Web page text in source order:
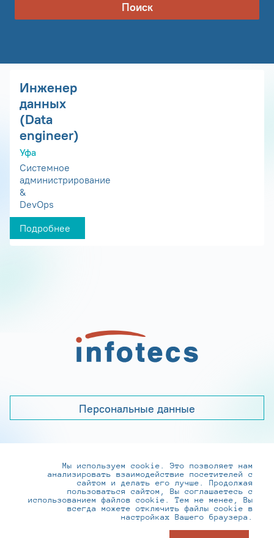
Поиск
Инженер
данных
(Data
engineer)
Уфа
Системное
администрирование
&
DevOps
Подробнее
Персональные данные
+7 (495) 737-6192, 8-800-250-0-260
practice@infotecs.ru,hr@infotecs.ru
127273, г. Москва, Отрадная ул., 2Б строение 1
Мы используем cookie. Это позволяет нам
анализировать взаимодействие посетителей с
сайтом и делать его лучше. Продолжая
пользоваться сайтом, Вы соглашаетесь с
использованием файлов cookie. Тем не менее, Вы
всегда можете отключить файлы cookie в
настройках Вашего браузера.